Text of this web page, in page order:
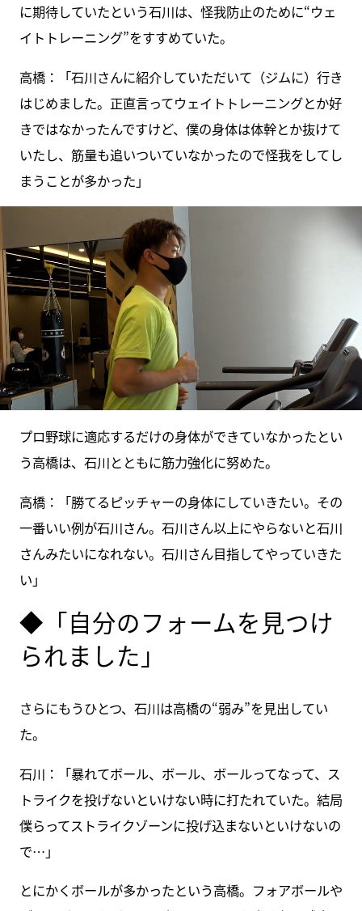
に期待していたという石川は、怪我防止のために“ウェ
イトトレーニング”をすすめていた。
高橋：「石川さんに紹介していただいて（ジムに）行き
はじめました。正直言ってウェイトトレーニングとか好
きではなかったんですけど、僕の身体は体幹とか抜けて
いたし、筋量も追いついていなかったので怪我をしてし
まうことが多かった」
プロ野球に適応するだけの身体ができていなかったとい
う高橋は、石川とともに筋力強化に努めた。
高橋：「勝てるピッチャーの身体にしていきたい。その
一番いい例が石川さん。石川さん以上にやらないと石川
さんみたいになれない。石川さん目指してやっていきた
い」
◆「自分のフォームを見つけ
られました」
さらにもうひとつ、石川は高橋の“弱み”を見出してい
た。
石川：「暴れてボール、ボール、ボールってなって、ス
トライクを投げないといけない時に打たれていた。結局
僕らってストライクゾーンに投げ込まないといけないの
で…」
とにかくボールが多かったという高橋。フォアボールや